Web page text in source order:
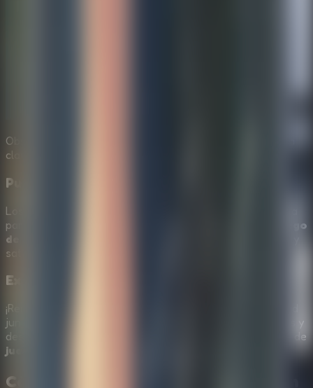
Observa siempre tu entorno; los detalles pequeños son la
clave para escapar.
Puzles Intrincados Narrativos
Los puzles están integrados en el entorno: mensajes en la
pared, juguetes extraños y notas codificadas. En este
juego
de escape online gratis
satisfactoria.
Experiencia Multijugador Compartida
¡Reúne a tus amigos para un escape colaborativo! Trabajad
juntos en una sola pantalla para detectar detalles ocultos y
descifrar patrones complejos en este desafiante entorno de
juego de escape online gratis
Cómo Jugar a